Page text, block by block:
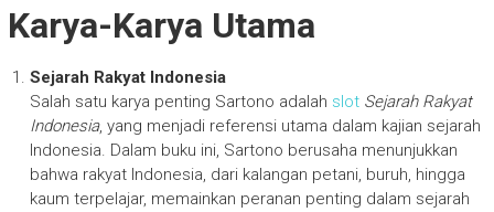
Karya-Karya Utama
Sejarah Rakyat Indonesia
Salah satu karya penting Sartono adalah slot Sejarah Rakyat
Indonesia, yang menjadi referensi utama dalam kajian sejarah
Indonesia. Dalam buku ini, Sartono berusaha menunjukkan
bahwa rakyat Indonesia, dari kalangan petani, buruh, hingga
kaum terpelajar, memainkan peranan penting dalam sejarah